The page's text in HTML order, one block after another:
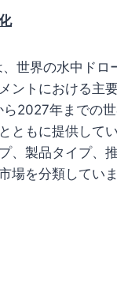
世界の水中ドロ
ントにおける主
2027年までの
ともに提供して
、製品タイプ、
場を分類していま